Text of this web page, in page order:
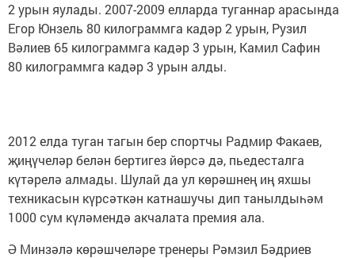
2 урын яулады. 2007-2009 елларда туганнар арасында
Егор Юнзель 80 килограммга кадәр 2 урын, Рузил
Вәлиев 65 килограммга кадәр 3 урын, Камил Сафин
80 килограммга кадәр 3 урын алды.
2012 елда туган тагын бер спортчы Радмир Факаев,
җиңүчеләр белән бертигез йөрсә дә, пьедесталга
күтәрелә алмады. Шулай да ул көрәшнең иң яхшы
техникасын күрсәткән катнашучы дип танылдыһәм
1000 сум күләмендә акчалата премия ала.
Ә Минзәлә көрәшчеләре тренеры Рәмзил Бәдриев